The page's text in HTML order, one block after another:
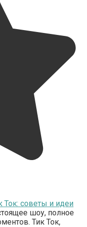
Ток: советы и идеи
шоу, полное
Тик Ток,